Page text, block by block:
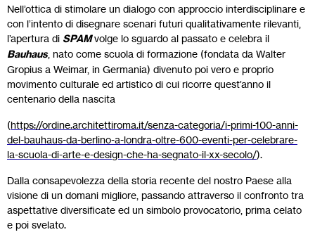
Nell’ottica di stimolare un dialogo con approccio interdisciplinare e
con l’intento di disegnare scenari futuri qualitativamente rilevanti,
l’apertura di SPAMvolge lo sguardo al passato e celebra il
Bauhaus, nato come scuola di formazione (fondata da Walter
Gropius a Weimar, in Germania) divenuto poi vero e proprio
movimento culturale ed artistico di cui ricorre quest’anno il
centenario della nascita
(https://ordine.architettiroma.it/senza-categoria/i-primi-100-anni-
del-bauhaus-da-berlino-a-londra-oltre-600-eventi-per-celebrare-
la-scuola-di-arte-e-design-che-ha-segnato-il-xx-secolo/).
Dalla consapevolezza della storia recente del nostro Paese alla
visione di un domani migliore, passando attraverso il confronto tra
aspettative diversificate ed un simbolo provocatorio, prima celato
e poi svelato.